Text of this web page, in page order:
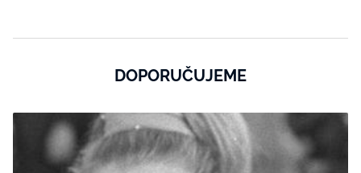
DOPORUČUJEME